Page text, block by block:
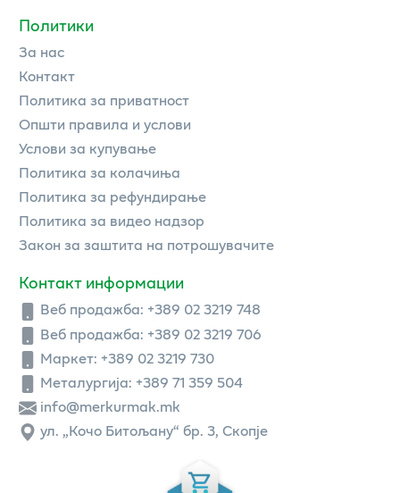
Политики
За нас
Контакт
Политика за приватност
Општи правила и услови
Услови за купување
Политика за колачиња
Политика за рефундирање
Политика за видео надзор
Закон за заштита на потрошувачите
Контакт информации
Веб продажба: +389 02 3219 748
Веб продажба: +389 02 3219 706
Маркет: +389 02 3219 730
Металургија: +389 71 359 504
info@merkurmak.mk
ул. „Кочо Битољану“ бр. 3, Скопје